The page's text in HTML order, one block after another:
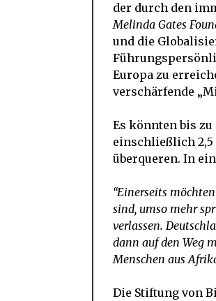
der durch den
Melinda Gates
und die
Europa zu
verschärfende
Es könnten bis
einschließlich
überqueren. In
“Einerseits
sind, umso mehr
verlassen.
dann auf den Weg
Menschen aus
Die Stiftung von